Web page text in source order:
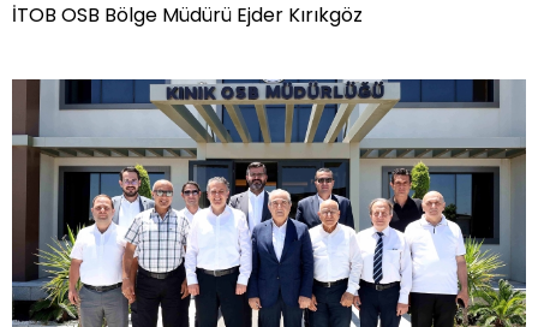
İTOB OSB Bölge Müdürü Ejder Kırıkgöz